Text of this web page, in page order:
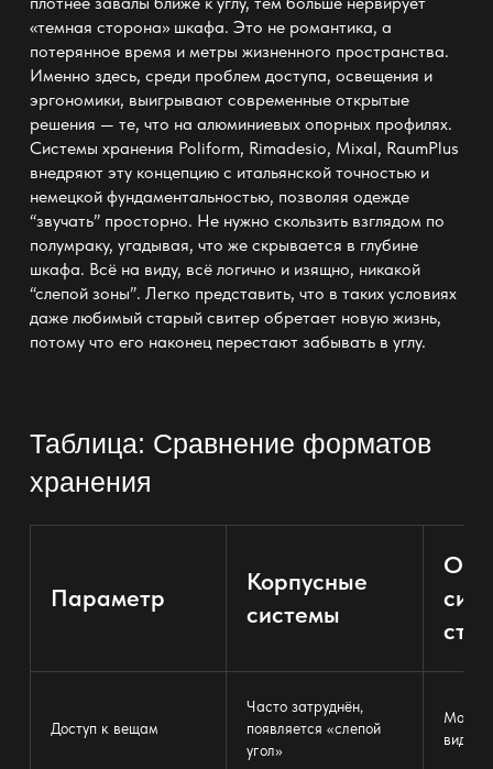
«темная сторона» шкафа. Это не романтика, а
потерянное время и метры жизненного пространства.
Именно здесь, среди проблем доступа, освещения и
эргономики, выигрывают современные открытые
решения — те, что на алюминиевых опорных профилях.
Системы хранения Poliform, Rimadesio, Mixal, RaumPlus
внедряют эту концепцию с итальянской точностью и
немецкой фундаментальностью, позволяя одежде
“звучать” просторно. Не нужно скользить взглядом по
полумраку, угадывая, что же скрывается в глубине
шкафа. Всё на виду, всё логично и изящно, никакой
“слепой зоны”. Легко представить, что в таких условиях
даже любимый старый свитер обретает новую жизнь,
потому что его наконец перестают забывать в углу.
Таблица: Сравнение форматов
хранения
Параметр
Корпусные
системы
Доступ к вещам
Часто затруднён,
появляется «слепой
угол»
виду